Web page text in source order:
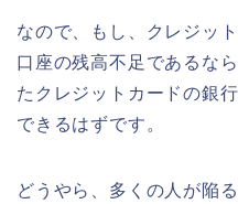
なので、もし、クレジッ
口座の残高不足であるな
たクレジットカードの銀
できるはずです。
どうやら、多くの人が陥